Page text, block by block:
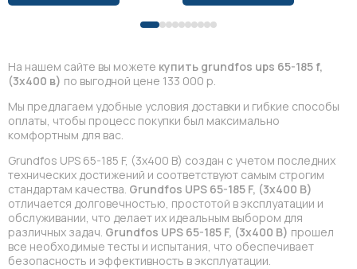
На нашем сайте вы можете купить grundfos ups 65-185 f,
(3x400 в) по выгодной цене 133 000 р.
Мы предлагаем удобные условия доставки и гибкие способы
оплаты, чтобы процесс покупки был максимально
комфортным для вас.
Grundfos UPS 65-185 F, (3x400 В) создан с учетом последних
технических достижений и соответствуют самым строгим
стандартам качества. Grundfos UPS 65-185 F, (3x400 В)
отличается долговечностью, простотой в эксплуатации и
обслуживании, что делает их идеальным выбором для
различных задач. Grundfos UPS 65-185 F, (3x400 В) прошел
все необходимые тесты и испытания, что обеспечивает
безопасность и эффективность в эксплуатации.